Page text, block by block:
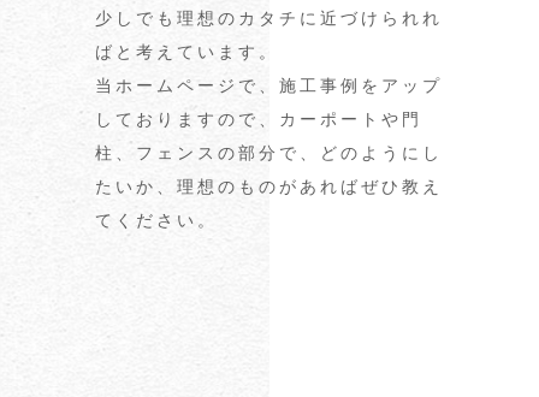
少しでも理想のカタチに近づけられれ
ばと考えています。
当ホームページで、施工事例をアップ
しておりますので、カーポートや門
柱、フェンスの部分で、どのようにし
たいか、理想のものがあればぜひ教え
てください。
トーに外構工事でお困りごとを解決い
たします。
これから新築住宅の建築をお考えの
方、弊社なら相見積もり大歓迎です。
現場へ出張いたしますのでまずはお問
い合わせください。
住宅を建てた後、新築のときに叶えら
少しでも理想のカタチに近づけられれ
ばと考えています。
当ホームページで、施工事例をアップ
しておりますので、カーポートや門
柱、フェンスの部分で、どのようにし
たいか、理想のものがあればぜひ教え
てください。
トーに外構工事でお困りごとを解決い
たします。
これから新築住宅の建築をお考えの
方、弊社なら相見積もり大歓迎です。
現場へ出張いたしますのでまずはお問
い合わせください。
住宅を建てた後、新築のときに叶えら